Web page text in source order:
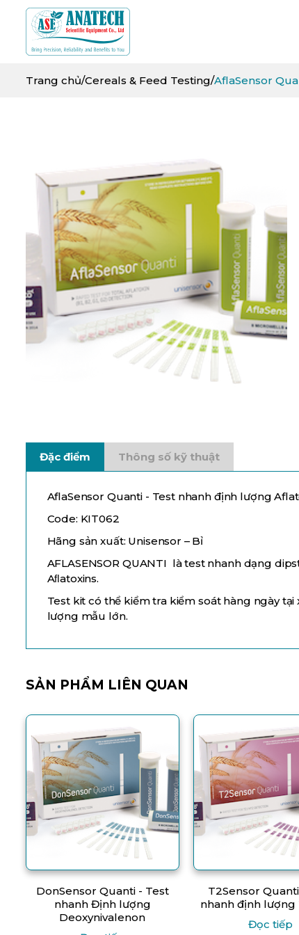
Trang chủ/Cereals & Feed Testing/AflaSensor
Đặc điểm Thông số kỹ thuật
AflaSensor Quanti - Test nhanh định lượng
Code: KIT062
Hãng sản xuất: Unisensor – Bỉ
AFLASENSOR QUANTI là test nhanh dạng
Aﬂatoxins.
Test kit có thể kiểm tra kiểm soát hàng ngày
lượng mẫu lớn.
SẢN PHẨM LIÊN QUAN
DonSensor Quanti - Test
nhanh Định lượng
Deoxynivalenon
T2Sensor
nhanh định lượng
Đọc tiếp